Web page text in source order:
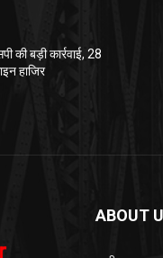
की बड़ी कार्रवाई, 28
हाजिर
ABOUT